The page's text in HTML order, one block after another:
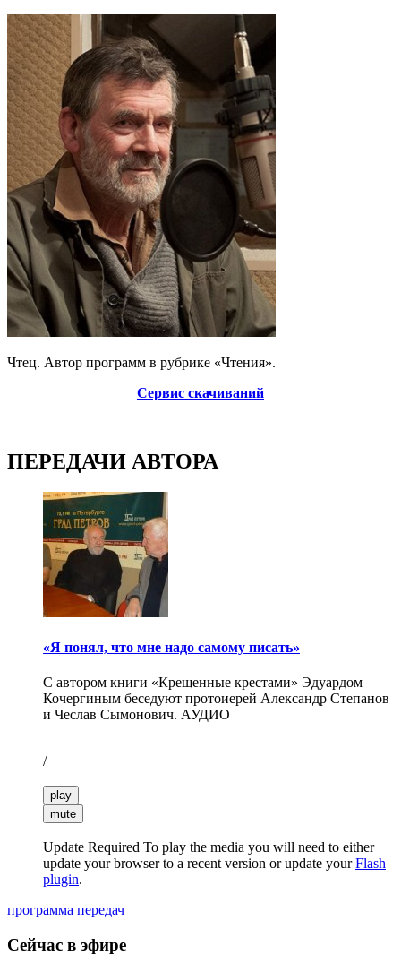
Чтец. Автор программ в рубрике «Чтения».
Сервис скачиваний
ПЕРЕДАЧИ АВТОРА
«Я понял, что мне надо самому писать»
С автором книги «Крещенные крестами» Эдуардом
Кочергиным беседуют протоиерей Александр Степанов
и Чеслав Сымонович. АУДИО
/
play
mute
Update Required To play the media you will need to either
update your browser to a recent version or update yourFlash
plugin.
программа передач
Сейчас в эфире